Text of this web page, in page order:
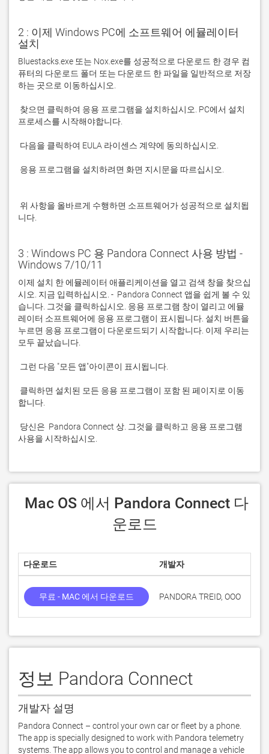
2 : 이제 Windows PC에 소프트웨어 에뮬레이터
설치
Bluestacks.exe 또는 Nox.exe를 성공적으로 다운로드 한 경우 컴
퓨터의 다운로드 폴더 또는 다운로드 한 파일을 일반적으로 저장
니다.
3 : Windows PC 용 Pandora Connect 사용 방법 -
Windows 7/10/11
이제 설치 한 에뮬레이터 애플리케이션을 열고 검색 창을 찾으십
시오. 지금 입력하십시오. -  Pandora Connect 앱을 쉽게 볼 수 있
습니다. 그것을 클릭하십시오. 응용 프로그램 창이 열리고 에뮬
레이터 소프트웨어에 응용 프로그램이 표시됩니다. 설치 버튼을
누르면 응용 프로그램이 다운로드되기 시작합니다. 이제 우리는
사용을 시작하십시오.
운로드
다운로드 개발자
무료 - MAC 에서 다운로드 PANDORA TREID, OOO
정보 Pandora Connect
개발자 설명
Pandora Connect – control your own car or fleet by a phone.
The app is specially designed to work with Pandora telemetry
systems. The app allows you to control and manage a vehicle